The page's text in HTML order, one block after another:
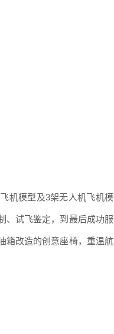
机模型及3架无人机飞机模
、试飞鉴定，到最后成功服
箱改造的创意座椅，重温航